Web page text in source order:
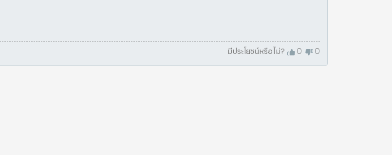
มีประโยชน์หรือไม่? 0 0